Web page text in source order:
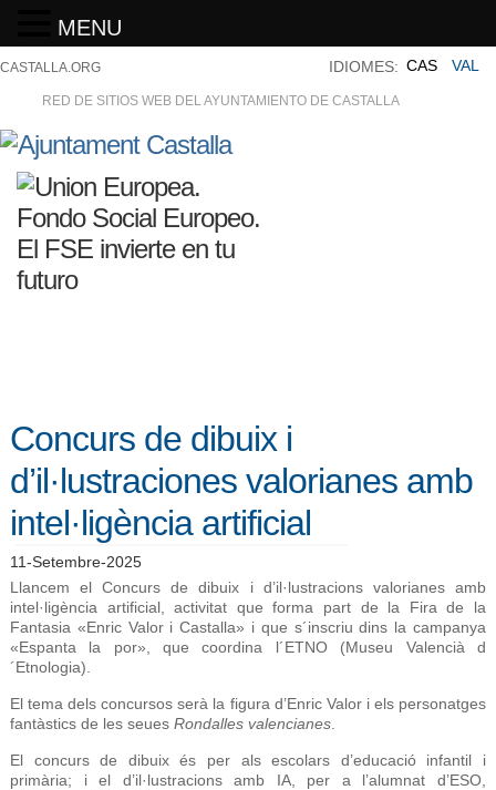
CASTALLA.ORG
RED DE SITIOS WEB DEL AYUNTAMIENTO DE CASTALLA
IDIOMES: CAS VAL
Concurs de dibuix i
d’il·lustraciones valorianes amb
intel·ligència artificial
11-Setembre-2025
Llancem el Concursde dibuix i d’il·lustracions valorianes amb
intel·ligència artificial, activitat que forma part de la Fira de la
Fantasia «Enric Valor i Castalla» i que s´inscriudins lacampanya
«Espanta la por», que coordina l´ETNO (Museu Valencià d
´Etnologia).
El tema dels concursos serà la figura d’Enric Valor i els personatges
fantàstics de les seues Rondalles valencianes.
El concurs de dibuix és per als escolars d’educació infantil i
primària; i el d’il·lustracions amb IA, per a l’alumnat d’ESO,
MENU